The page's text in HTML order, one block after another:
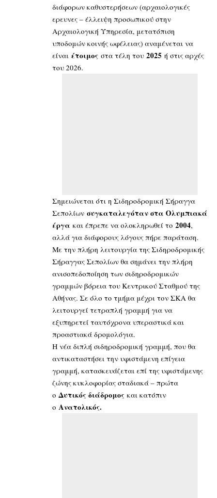
διάφορων καθυστερήσεων (αρχαιολογικές
ερευνες – έλλειψη προσωπικού στην
Αρχαιολογική Υπηρεσία, μετατόπιση
υποδομών κοινής ωφέλειας) αναμένεται να
είναι έτοιμος στα τέλη του 2025 ή στις αρχές
του 2026.
Σημειώνεται ότι η Σιδηροδρομική Σήραγγα
Σεπολίων συγκαταλεγόταν στα Ολυμπιακά
έργα και έπρεπε να ολοκληρωθεί το 2004,
αλλά για διάφορους λόγους πήρε παράταση.
Με την πλήρη λειτουργία της Σιδηροδρομικής
Σήραγγας Σεπολίων θα σημάνει την πλήρη
ανισοπεδοποίηση των σιδηροδρομικών
γραμμών βόρεια του Κεντρικού Σταθμού της
Αθήνας. Σε όλο το τμήμα μέχρι τον ΣΚΑ θα
λειτουργεί τετραπλή γραμμή για να
εξυπηρετεί ταυτόχρονα υπεραστικά και
προαστιακά δρομολόγια.
Η νέα διπλή σιδηροδρομική γραμμή, που θα
αντικαταστήσει την υφιστάμενη επίγεια
γραμμή, κατασκευάζεται επί της υφιστάμενης
ζώνης κυκλοφορίας σταδιακά – πρώτα
ο Δυτικός διάδρομος και κατόπιν
ο Ανατολικός.